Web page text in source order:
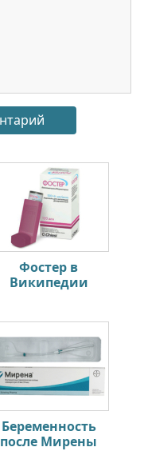
Фостер в
Википедии
Беременность
после Мирены